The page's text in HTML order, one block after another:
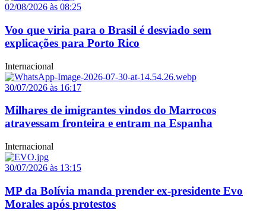
02/08/2026 às 08:25
Voo que viria para o Brasil é desviado sem
explicações para Porto Rico
Internacional
30/07/2026 às 16:17
Milhares de imigrantes vindos do Marrocos
atravessam fronteira e entram na Espanha
Internacional
30/07/2026 às 13:15
MP da Bolívia manda prender ex-presidente Evo
Morales após protestos